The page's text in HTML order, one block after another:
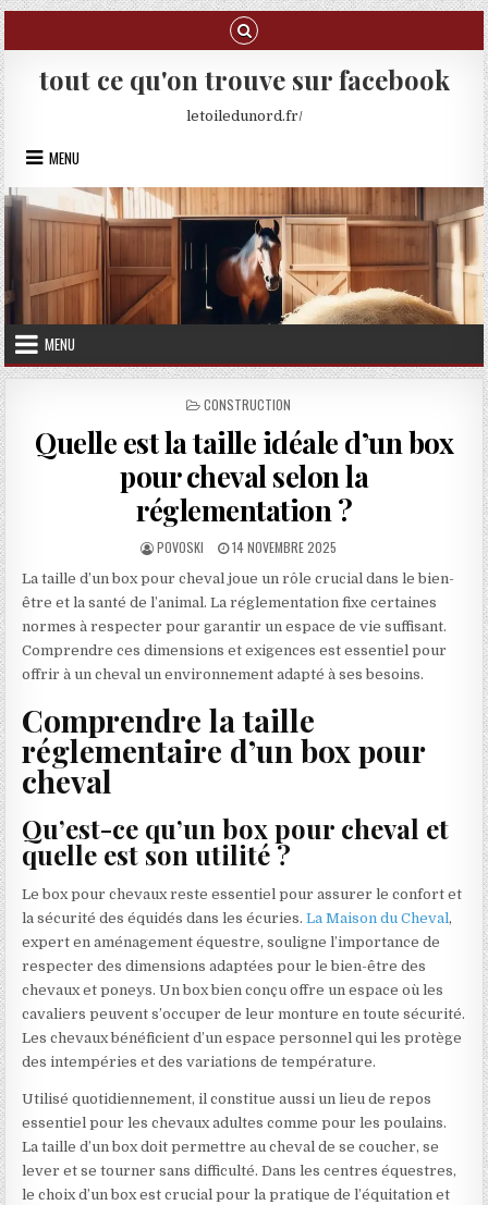
Skip to content
tout ce qu'on trouve sur facebook
letoiledunord.fr/
MENU
MENU
POSTED IN
CONSTRUCTION
Quelle est la taille idéale d’un box
pour cheval selon la
réglementation ?
AUTHOR:
POVOSKI PUBLISHED DATE:
14 NOVEMBRE 2025
La taille d’un box pour cheval joue un rôle crucial dans le bien-
être et la santé de l’animal. La réglementation fixe certaines
normes à respecter pour garantir un espace de vie suffisant.
Comprendre ces dimensions et exigences est essentiel pour
offrir à un cheval un environnement adapté à ses besoins.
Comprendre la taille
réglementaire d’un box pour
cheval
Qu’est-ce qu’un box pour cheval et
quelle est son utilité ?
Le box pour chevaux reste essentiel pour assurer le confort et
la sécurité des équidés dans les écuries.La Maison du Cheval,
expert en aménagement équestre, souligne l’importance de
respecter des dimensions adaptées pour le bien-être des
chevaux et poneys. Un box bien conçu offre un espace où les
cavaliers peuvent s’occuper de leur monture en toute sécurité.
Les chevaux bénéficient d’un espace personnel qui les protège
des intempéries et des variations de température.
Utilisé quotidiennement, il constitue aussi un lieu de repos
essentiel pour les chevaux adultes comme pour les poulains.
La taille d’un box doit permettre au cheval de se coucher, se
lever et se tourner sans difficulté. Dans les centres équestres,
le choix d’un box est crucial pour la pratique de l’équitation et